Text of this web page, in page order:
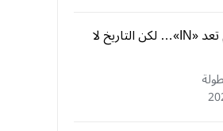
الفرنسية لم تعد «IN»… لكن التاريخ لا